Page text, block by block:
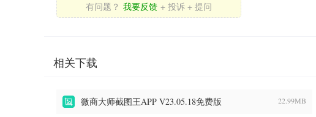
有问题？ 我要反馈 + 投诉 + 提问
相关下载
微商大师截图王APP V23.05.18免费版 22.99MB